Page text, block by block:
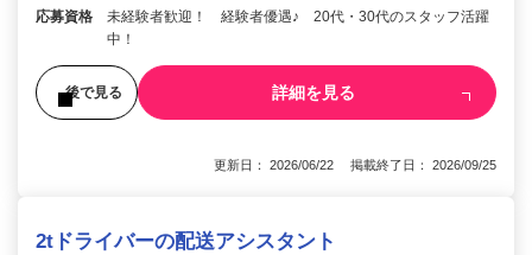
応募資格
未経験者歓迎！ 経験者優遇♪ 20代・30代のスタッフ活躍
中！
後で見る 詳細を見る
更新日： 2026/06/22 掲載終了日： 2026/09/25
2tドライバーの配送アシスタント